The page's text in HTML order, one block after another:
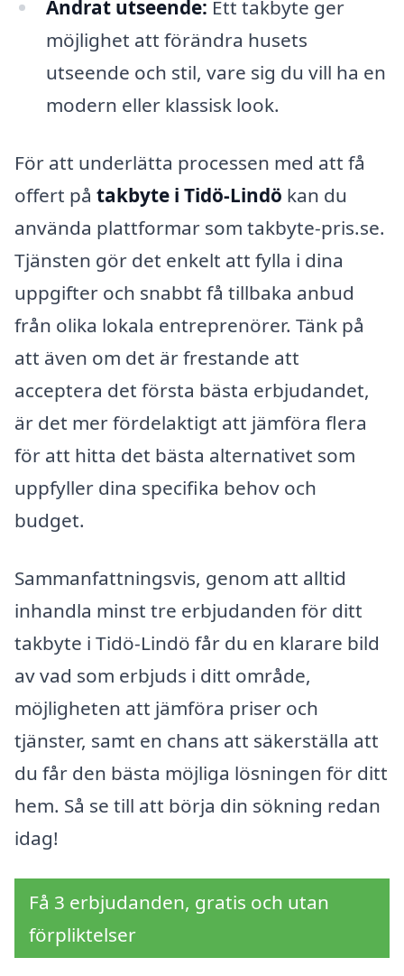
Ändrat utseende: Ett takbyte ger
möjlighet att förändra husets
utseende och stil, vare sig du vill ha en
modern eller klassisk look.
För att underlätta processen med att få
offert på takbyte i Tidö-Lindö kan du
använda plattformar som takbyte-pris.se.
Tjänsten gör det enkelt att fylla i dina
uppgifter och snabbt få tillbaka anbud
från olika lokala entreprenörer. Tänk på
att även om det är frestande att
acceptera det första bästa erbjudandet,
är det mer fördelaktigt att jämföra flera
för att hitta det bästa alternativet som
uppfyller dina specifika behov och
budget.
Sammanfattningsvis, genom att alltid
inhandla minst tre erbjudanden för ditt
takbyte i Tidö-Lindö får du en klarare bild
av vad som erbjuds i ditt område,
möjligheten att jämföra priser och
tjänster, samt en chans att säkerställa att
du får den bästa möjliga lösningen för ditt
hem. Så se till att börja din sökning redan
idag!
Få 3 erbjudanden, gratis och utan
förpliktelser